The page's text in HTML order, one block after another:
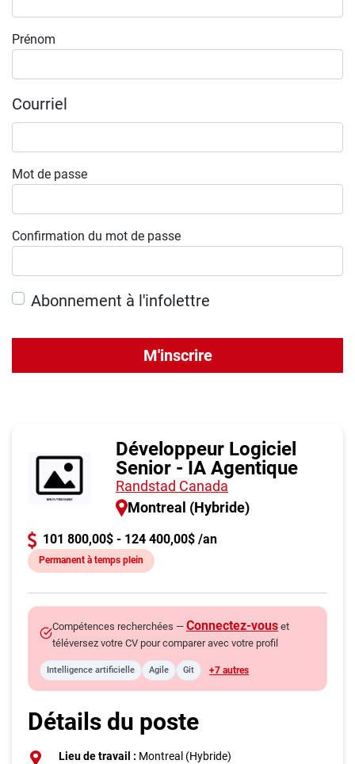
Prénom
Courriel
Mot de passe
Confirmation du mot de passe
Abonnement à l'infolettre
M'inscrire
Développeur Logiciel
Senior - IA Agentique
Randstad Canada
Montreal (Hybride)
101 800,00$ - 124 400,00$ /an
Permanent à temps plein
Compétences recherchées — Connectez-vous et
téléversez votre CV pour comparer avec votre profil
Intelligence artificielle Agile Git +7 autres
Détails du poste
Lieu de travail : Montreal (Hybride)